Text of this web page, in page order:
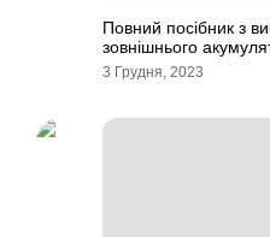
Повний посібник з
зовнішнього
3 Грудня, 2023